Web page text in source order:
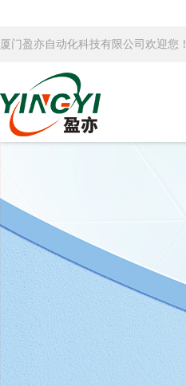
厦门盈亦自动化科技有限公司欢迎您！